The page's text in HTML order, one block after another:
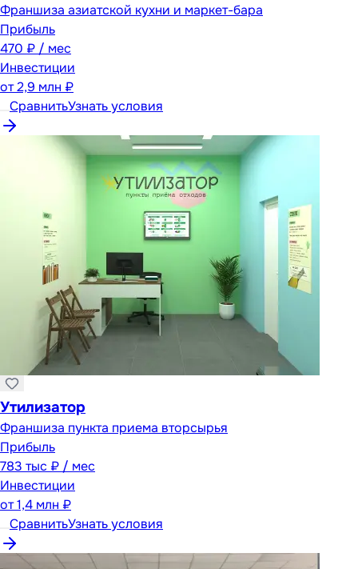
Франшиза азиатской кухни и маркет-бара
Прибыль
470 ₽ / мес
Инвестиции
от2,9 млн ₽
СравнитьУзнать условия
Утилизатор
Франшиза пункта приема вторсырья
Прибыль
783 тыс ₽ / мес
Инвестиции
от1,4 млн ₽
СравнитьУзнать условия